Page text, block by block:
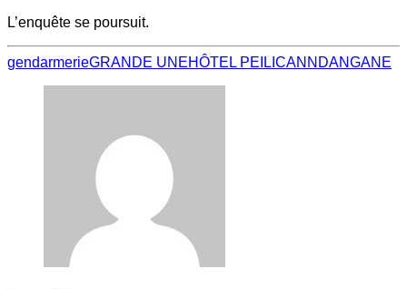
L’enquête se poursuit.
gendarmerieGRANDE UNEHÔTEL PEILICAN NDANGANE